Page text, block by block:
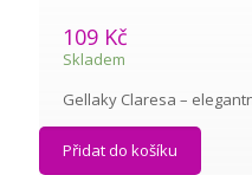
109 Kč
Skladem
Gellaky Claresa –
Přidat do košíku